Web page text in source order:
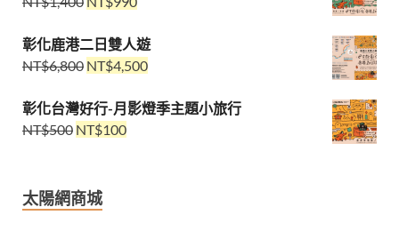
彰化鹿港二日雙人遊
NT$6,800 NT$4,500
彰化台灣好行-月影燈季主題小旅行
NT$500 NT$100
太陽網商城